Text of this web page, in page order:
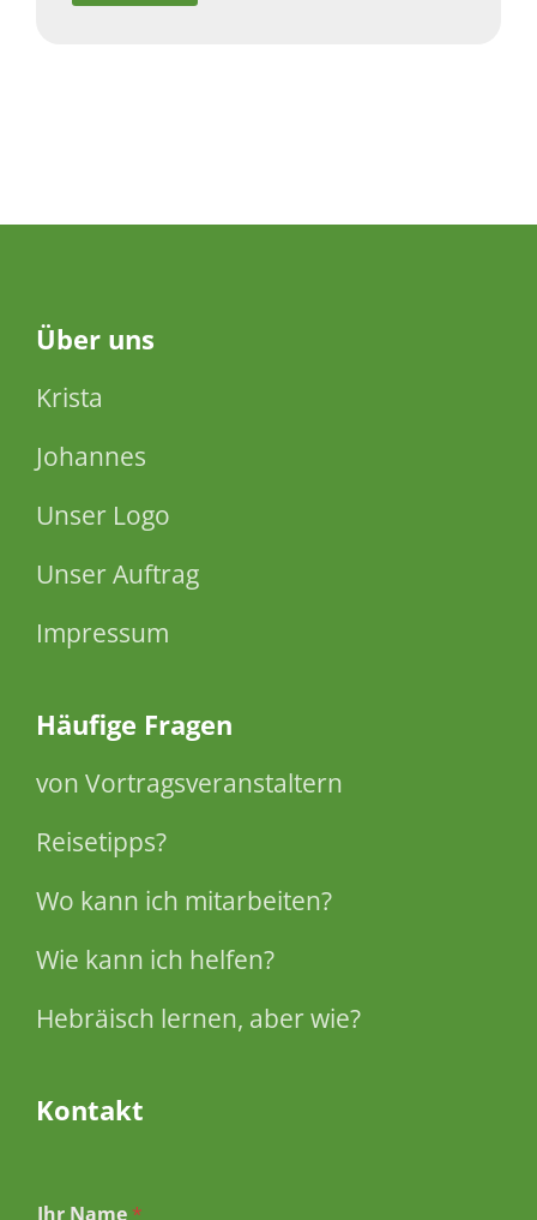
Über uns
Krista
Johannes
Unser Logo
Unser Auftrag
Impressum
Häufige Fragen
von Vortragsveranstaltern
Reisetipps?
Wo kann ich mitarbeiten?
Wie kann ich helfen?
Hebräisch lernen, aber wie?
Kontakt
Ihr Name *